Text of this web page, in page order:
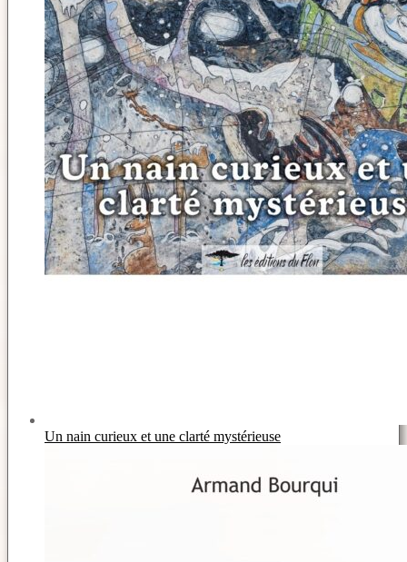
Un nain curieux et une clarté mystérieuse